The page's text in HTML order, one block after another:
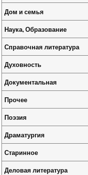
Дом и семья
Наука, Образование
Справочная литература
Духовность
Документальная
Прочее
Поэзия
Драматургия
Старинное
Деловая литература